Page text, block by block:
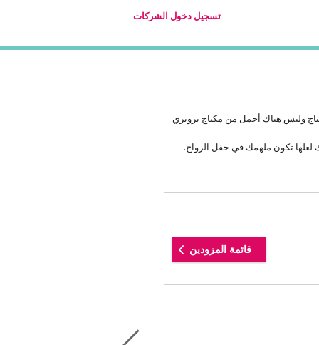
تسجيل دخول الشركات
وليس هناك أجمل من مكياج برونزي
لعلها تكون ملهمك في حفل الزواج.
قائمة المزودين